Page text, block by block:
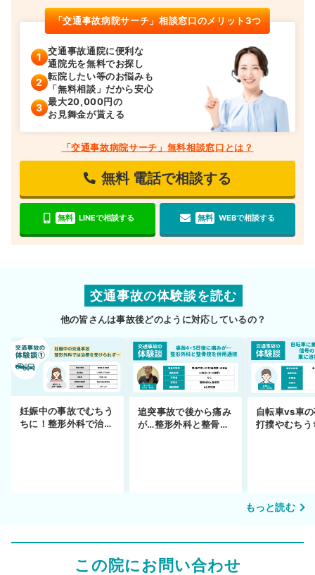
「交通事故病院サーチ」相談窓口のメリット3つ
交通事故通院に便利な
通院先を無料でお探し
転院したい等のお悩みも
「無料相談」だから安心
最大20,000円の
お見舞金が貰える
「交通事故病院サーチ」無料相談窓口とは？
無料 電話で相談する
無料 LINEで相談する 無料 WEBで相談する
交通事故の体験談を読む
他の皆さんは事故後どのように対応しているの？
妊娠中の事故でむちう
ちに！整形外科で治療
追突事故で後から痛み
が…整形外科と整骨院
自転車vs車
打撲やむちう
もっと読む
この院にお問い合わせ